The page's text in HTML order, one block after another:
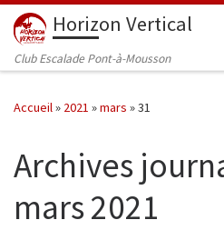
Passer au contenu
Horizon Vertical
Club Escalade Pont-à-Mousson
Accueil» 2021 »mars »31
Archives
mars 2021